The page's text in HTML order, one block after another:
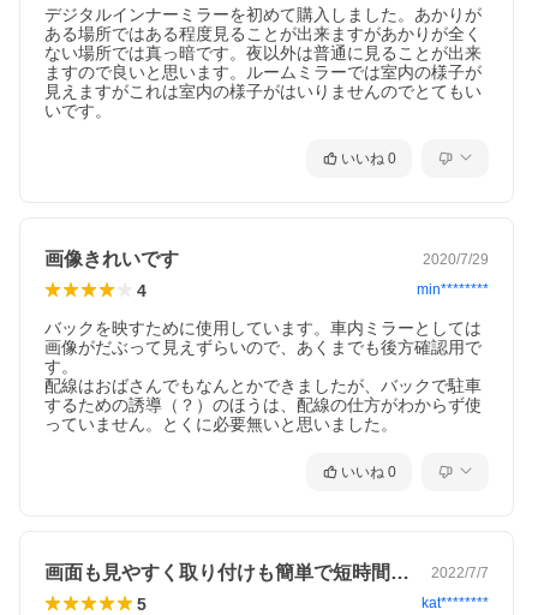
デジタルインナーミラーを初めて購入しました。あかりが
ある場所ではある程度見ることが出来ますがあかりが全く
ない場所では真っ暗です。夜以外は普通に見ることが出来
ますので良いと思います。ルームミラーでは室内の様子が
見えますがこれは室内の様子がはいりませんのでとてもい
いです。
いいね 0
画像きれいです 2020/7/29
4 min********
バックを映すために使用しています。車内ミラーとしては
画像がだぶって見えずらいので、あくまでも後方確認用で
す。
配線はおばさんでもなんとかできましたが、バックで駐車
するための誘導（？）のほうは、配線の仕方がわからず使
っていません。とくに必要無いと思いました。
いいね 0
画面も見やすく取り付けも簡単で短時間で… 2022/7/7
5 kat********